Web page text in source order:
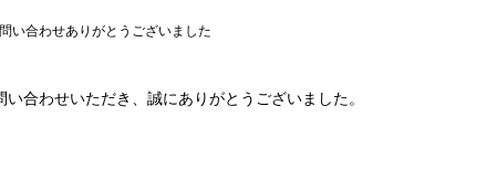
い合わせありがとうございました
い合わせいただき、誠にありがとうございました。